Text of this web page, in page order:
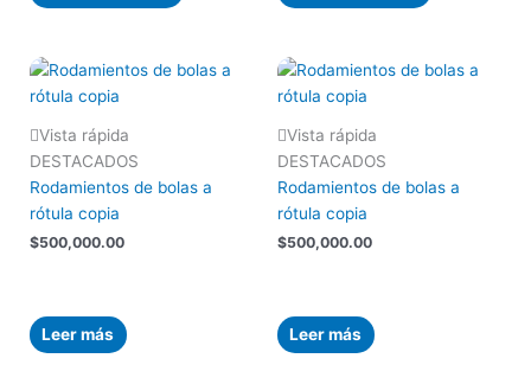
Vista rápida
DESTACADOS
Rodamientos de bolas a
rótula copia
$500,000.00
Leer más
Vista rápida
DESTACADOS
Rodamientos de bolas a
rótula copia
$500,000.00
Leer más